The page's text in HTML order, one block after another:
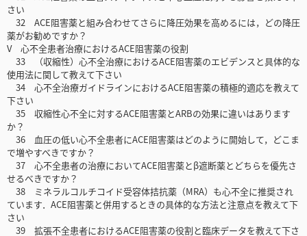
さい
32 ACE阻害薬と組み合わせてさらに降圧効果を高めるには，どの降圧
薬がお勧めですか？
V 心不全患者治療におけるACE阻害薬の役割
33 （収縮性）心不全治療におけるACE阻害薬のエビデンスと具体的な
使用法に関して教えて下さい
34 心不全治療ガイドラインにおけるACE阻害薬の積極的適応を教えて
下さい
35 収縮性心不全に対するACE阻害薬とARBの効果に違いはあります
か？
36 血圧の低い心不全患者にACE阻害薬はどのように開始して，どこま
で増やすべきですか？
37 心不全患者の治療においてACE阻害薬とβ遮断薬とどちらを優先さ
せるべきですか？
38 ミネラルコルチコイド受容体拮抗薬（MRA）も心不全に推奨され
ています．ACE阻害薬と併用するときの具体的な方法と注意点を教えて下
さい
39 拡張不全患者におけるACE阻害薬の役割と臨床データを教えて下さ